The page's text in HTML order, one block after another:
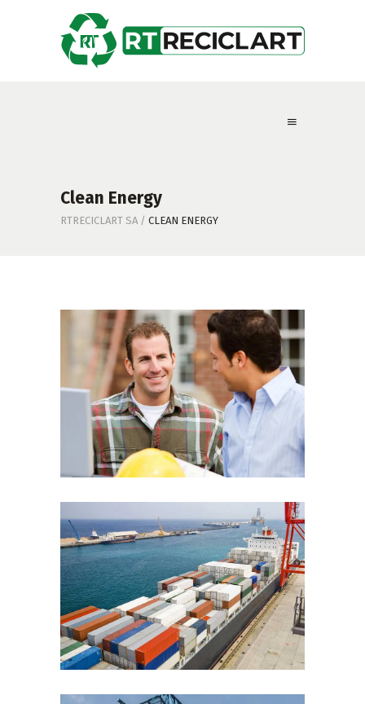
Clean Energy
RTRECICLART SA / CLEAN ENERGY
Team Work
Cargo Ships